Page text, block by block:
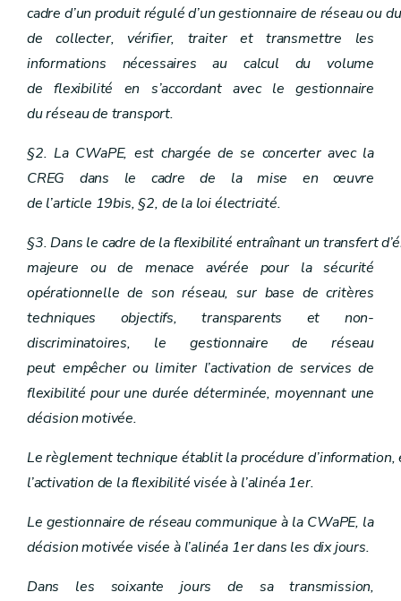
cadre d’un produit régulé d’un gestionnaire de réseau ou
de collecter, vérifier, traiter et transmettre les
informations nécessaires au calcul du volume
de flexibilité en s’accordant avec le gestionnaire
du réseau de transport.
§2. La CWaPE, est chargée de se concerter avec la
CREG dans le cadre de la mise en œuvre
de l’article 19bis, §2, de la loi électricité.
§3. Dans le cadre de la flexibilité entraînant un transfert
majeure ou de menace avérée pour la sécurité
opérationnelle de son réseau, sur base de critères
techniques objectifs, transparents et non-
discriminatoires, le gestionnaire de réseau
peut empêcher ou limiter l’activation de services de
flexibilité pour une durée déterminée, moyennant une
décision motivée.
Le règlement technique établit la procédure
l’activation de la flexibilité visée à l’alinéa 1er.
Le gestionnaire de réseau communique à la CWaPE, la
décision motivée visée à l’alinéa 1er dans les dix jours.
Dans les soixante jours de sa transmission,